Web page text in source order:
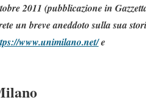
2011 (pubblicazione in
un breve aneddoto sulla sua
www.unimilano.net/e